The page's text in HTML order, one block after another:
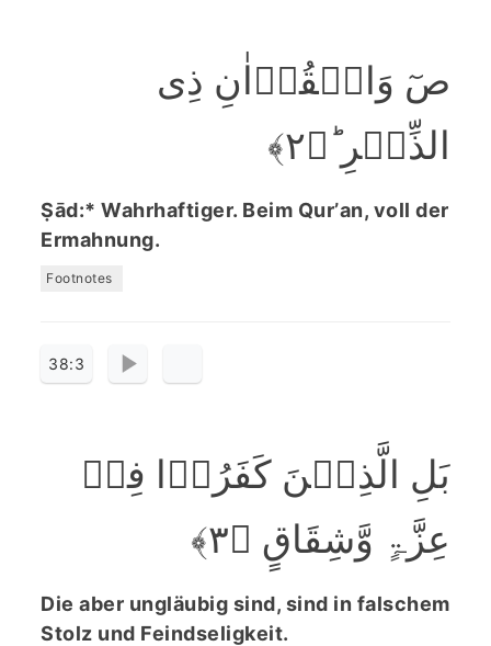
صٓ وَالۡقُرۡاٰنِ ذِی
الذِّکۡرِ ؕ﴿۲﴾
Ṣād:* Wahrhaftiger. Beim Qurʼan, voll der
Ermahnung.
Footnotes
38:3
بَلِ الَّذِیۡنَ کَفَرُوۡا فِیۡ
عِزَّۃٍ وَّشِقَاقٍ ﴿۳﴾
Die aber ungläubig sind, sind in falschem
Stolz und Feindseligkeit.